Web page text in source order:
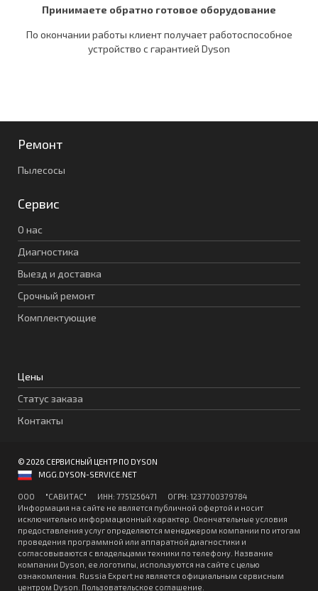
Принимаете обратно готовое оборудование
По окончании работы клиент получает работоспособное
устройство c гарантией Dyson
Ремонт
Пылесосы
Сервис
О нас
Диагностика
Выезд и доставка
Срочный ремонт
Комплектующие
Цены
Статус заказа
Контакты
© 2026 СЕРВИСНЫЙ ЦЕНТР ПО DYSON
MGG.DYSON-SERVICE.NET
ООО "CАВИТAC" ИНН: 7751256471 ОГPН: 1237700379784
Информация на сайте не является публичной офертой и носит
исключительно информационный характер. Окончательные условия
предоставления услуг определяются менеджером компании по итогам
проведения программной или аппаратной диагностики и
согласовываются с владельцами техники по телефону. Название
компании Dyson, ее логотипы, используются на сайте с целью
ознакомления. Russia Expert не является официальным сервисным
центром Dyson. Пользовательское соглашение